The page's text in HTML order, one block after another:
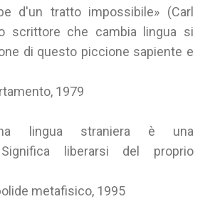
d'un tratto impossibile» (Carl
scrittore che cambia lingua si
di questo piccione sapiente e
1979
lingua straniera è una
Significa liberarsi del proprio
metafisico, 1995